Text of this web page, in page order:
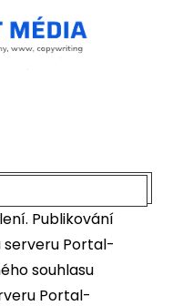
Publikování
serveru Portal-
souhlasu
Portal-